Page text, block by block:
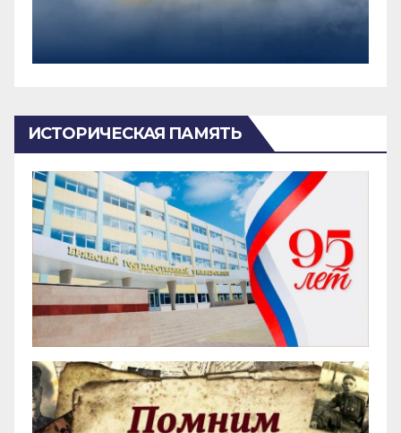
ИСТОРИЧЕСКАЯ ПАМЯТЬ